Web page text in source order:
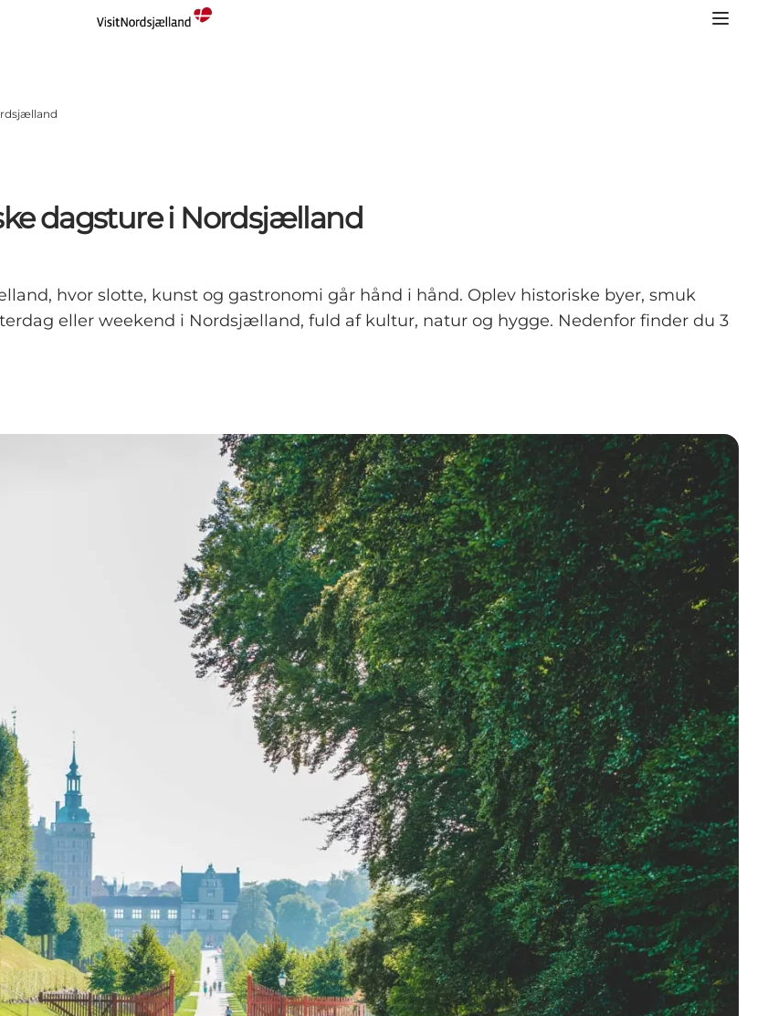
dagsture i Nordsjælland
hvor slotte, kunst og gastronomi går hånd i hånd. Oplev historiske byer, smuk
eller weekend i Nordsjælland, fuld af kultur, natur og hygge. Nedenfor finder du 3